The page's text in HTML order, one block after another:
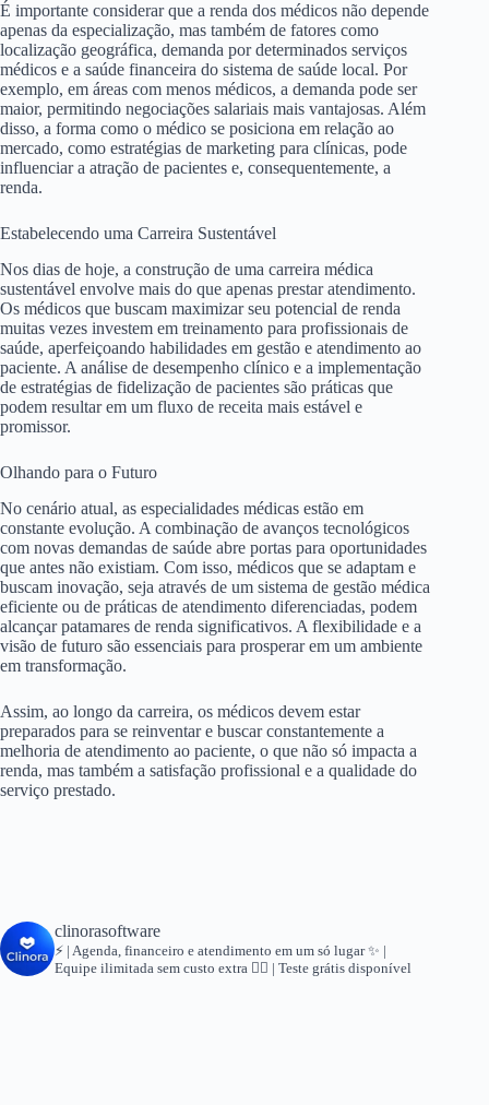
É importante considerar que a renda dos médicos não depende
apenas da especialização, mas também de fatores como
localização geográfica, demanda por determinados serviços
médicos e a saúde financeira do sistema de saúde local. Por
exemplo, em áreas com menos médicos, a demanda pode ser
maior, permitindo negociações salariais mais vantajosas. Além
disso, a forma como o médico se posiciona em relação ao
mercado, como estratégias de marketing para clínicas, pode
influenciar a atração de pacientes e, consequentemente, a
renda.
Estabelecendo uma Carreira Sustentável
Nos dias de hoje, a construção de uma carreira médica
sustentável envolve mais do que apenas prestar atendimento.
Os médicos que buscam maximizar seu potencial de renda
muitas vezes investem em treinamento para profissionais de
saúde, aperfeiçoando habilidades em gestão e atendimento ao
paciente. A análise de desempenho clínico e a implementação
de estratégias de fidelização de pacientes são práticas que
podem resultar em um fluxo de receita mais estável e
promissor.
Olhando para o Futuro
No cenário atual, as especialidades médicas estão em
constante evolução. A combinação de avanços tecnológicos
com novas demandas de saúde abre portas para oportunidades
que antes não existiam. Com isso, médicos que se adaptam e
buscam inovação, seja através de um sistema de gestão médica
eficiente ou de práticas de atendimento diferenciadas, podem
alcançar patamares de renda significativos. A flexibilidade e a
visão de futuro são essenciais para prosperar em um ambiente
em transformação.
Assim, ao longo da carreira, os médicos devem estar
preparados para se reinventar e buscar constantemente a
melhoria de atendimento ao paciente, o que não só impacta a
renda, mas também a satisfação profissional e a qualidade do
serviço prestado.
clinorasoftware
⚡ | Agenda, financeiro e atendimento em um só lugar✨ |
Equipe ilimitada sem custo extra 👇🏻 | Teste grátis disponível